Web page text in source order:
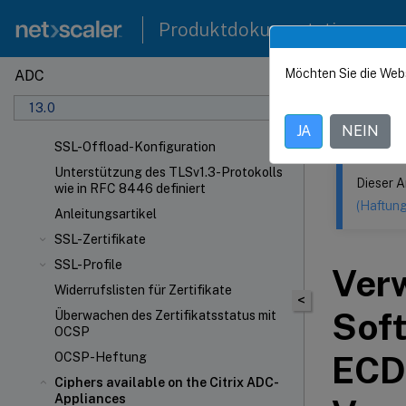
Produktdokumentation
ADC
13.0
SSL-Offload-Konfiguration
Unterstützung des TLSv1.3-Protokolls
wie in RFC 8446 definiert
Anleitungsartikel
SSL-Zertifikate
SSL-Profile
Widerrufslisten für Zertifikate
Überwachen des Zertifikatsstatus mit
OCSP
OCSP-Heftung
Ciphers available on the Citrix ADC-
Appliances
Dieser Inhalt
<
Dieser
Möchten Sie die
JA NEIN